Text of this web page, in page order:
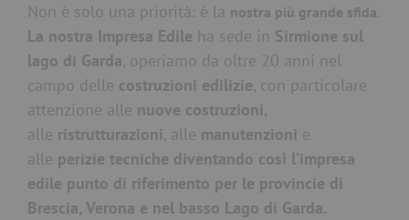
Non è solo una priorità: è la nostra più grande sfida.
La nostra Impresa Edile ha sede in Sirmione sul
lago di Garda, operiamo da oltre 20 anni nel
campo delle costruzioni edilizie, con particolare
attenzione alle nuove costruzioni,
alle ristrutturazioni, alle manutenzioni e
alle perizie tecniche diventando così l’impresa
edile punto di riferimento per le provincie di
Brescia, Verona e nel basso Lago di Garda.